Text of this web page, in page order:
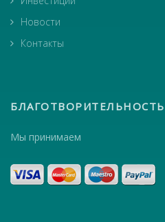
Новости
Контакты
БЛАГОТВОРИТЕЛЬНОСТЬ
Мы принимаем